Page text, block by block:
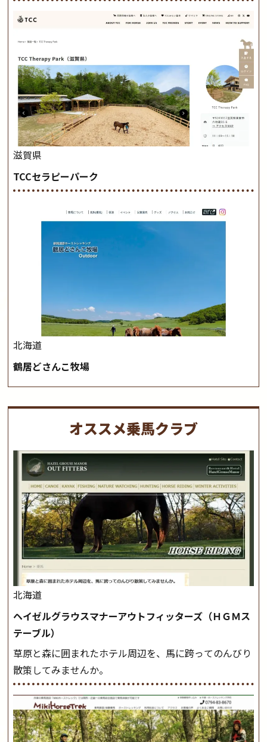
滋賀県
TCCセラピーパーク
北海道
鶴居どさんこ牧場
オススメ乗馬クラブ
北海道
ヘイゼルグラウスマナーアウトフィッターズ（ＨＧＭス
テーブル）
草原と森に囲まれたホテル周辺を、馬に跨ってのんびり
散策してみませんか。